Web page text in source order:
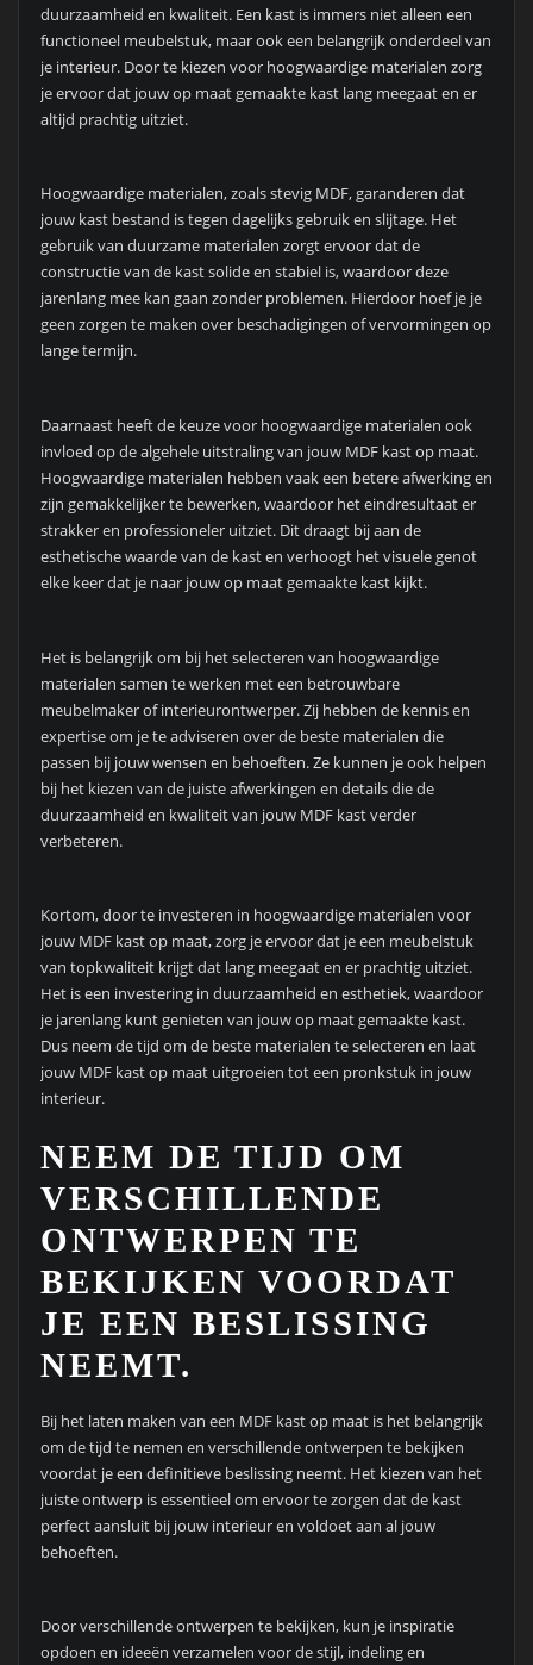
duurzaamheid en kwaliteit. Een kast is immers niet alleen een
functioneel meubelstuk, maar ook een belangrijk onderdeel van
je interieur. Door te kiezen voor hoogwaardige materialen zorg
je ervoor dat jouw op maat gemaakte kast lang meegaat en er
altijd prachtig uitziet.
Hoogwaardige materialen, zoals stevig MDF, garanderen dat
jouw kast bestand is tegen dagelijks gebruik en slijtage. Het
gebruik van duurzame materialen zorgt ervoor dat de
constructie van de kast solide en stabiel is, waardoor deze
jarenlang mee kan gaan zonder problemen. Hierdoor hoef je je
geen zorgen te maken over beschadigingen of vervormingen op
lange termijn.
Daarnaast heeft de keuze voor hoogwaardige materialen ook
invloed op de algehele uitstraling van jouw MDF kast op maat.
Hoogwaardige materialen hebben vaak een betere afwerking en
zijn gemakkelijker te bewerken, waardoor het eindresultaat er
strakker en professioneler uitziet. Dit draagt bij aan de
esthetische waarde van de kast en verhoogt het visuele genot
elke keer dat je naar jouw op maat gemaakte kast kijkt.
Het is belangrijk om bij het selecteren van hoogwaardige
materialen samen te werken met een betrouwbare
meubelmaker of interieurontwerper. Zij hebben de kennis en
expertise om je te adviseren over de beste materialen die
passen bij jouw wensen en behoeften. Ze kunnen je ook helpen
bij het kiezen van de juiste afwerkingen en details die de
duurzaamheid en kwaliteit van jouw MDF kast verder
verbeteren.
Kortom, door te investeren in hoogwaardige materialen voor
jouw MDF kast op maat, zorg je ervoor dat je een meubelstuk
van topkwaliteit krijgt dat lang meegaat en er prachtig uitziet.
Het is een investering in duurzaamheid en esthetiek, waardoor
je jarenlang kunt genieten van jouw op maat gemaakte kast.
Dus neem de tijd om de beste materialen te selecteren en laat
jouw MDF kast op maat uitgroeien tot een pronkstuk in jouw
interieur.
NEEM DE TIJD OM
VERSCHILLENDE
ONTWERPEN TE
BEKIJKEN VOORDAT
JE EEN BESLISSING
NEEMT.
Bij het laten maken van een MDF kast op maat is het belangrijk
om de tijd te nemen en verschillende ontwerpen te bekijken
voordat je een definitieve beslissing neemt. Het kiezen van het
juiste ontwerp is essentieel om ervoor te zorgen dat de kast
perfect aansluit bij jouw interieur en voldoet aan al jouw
behoeften.
Door verschillende ontwerpen te bekijken, kun je inspiratie
opdoen en ideeën verzamelen voor de stijl, indeling en